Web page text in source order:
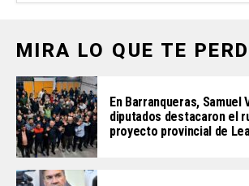
MIRA LO QUE TE
En Barranqueras, Samuel
diputados destacaron el
proyecto provincial de